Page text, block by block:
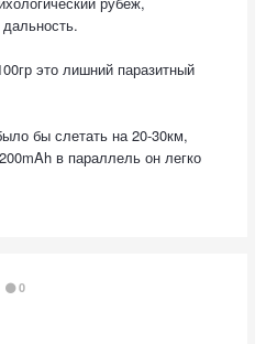
это лишний паразитный
бы слетать на 20-30км,
в параллель он легко
0